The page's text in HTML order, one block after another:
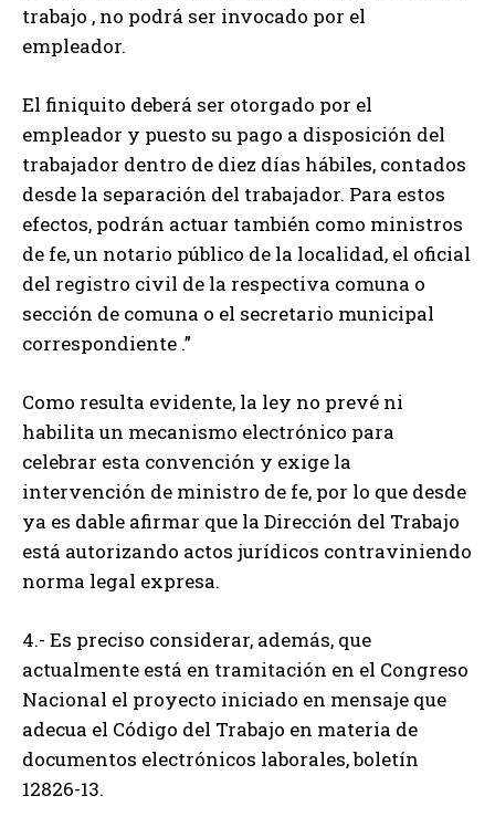
trabajo , no podrá ser invocado por el
empleador.
El finiquito deberá ser otorgado por el
empleador y puesto su pago a disposición del
trabajador dentro de diez días hábiles, contados
desde la separación del trabajador. Para estos
efectos, podrán actuar también como ministros
de fe, un notario público de la localidad, el oficial
del registro civil de la respectiva comuna o
sección de comuna o el secretario municipal
correspondiente .”
Como resulta evidente, la ley no prevé ni
habilita un mecanismo electrónico para
celebrar esta convención y exige la
intervención de ministro de fe, por lo que desde
ya es dable afirmar que la Dirección del Trabajo
está autorizando actos jurídicos contraviniendo
norma legal expresa.
4.- Es preciso considerar, además, que
actualmente está en tramitación en el Congreso
Nacional el proyecto iniciado en mensaje que
adecua el Código del Trabajo en materia de
documentos electrónicos laborales, boletín
12826-13.